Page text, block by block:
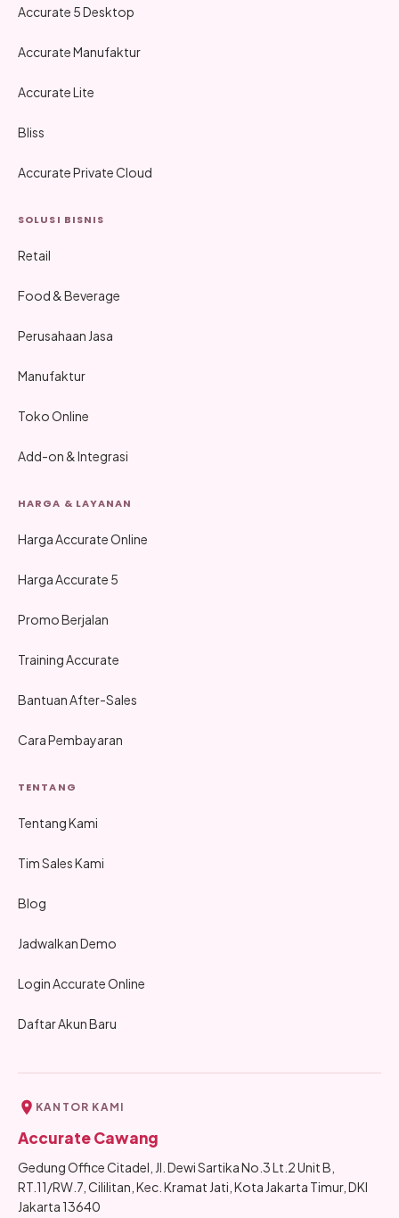
Accurate 5 Desktop
Accurate Manufaktur
Accurate Lite
Bliss
Accurate Private Cloud
SOLUSI BISNIS
Retail
Food & Beverage
Perusahaan Jasa
Manufaktur
Toko Online
Add-on & Integrasi
HARGA & LAYANAN
Harga Accurate Online
Harga Accurate 5
Promo Berjalan
Training Accurate
Bantuan After-Sales
Cara Pembayaran
TENTANG
Tentang Kami
Tim Sales Kami
Blog
Jadwalkan Demo
Login Accurate Online
Daftar Akun Baru
KANTOR KAMI
Accurate Cawang
Gedung Office Citadel, Jl. Dewi Sartika No.3 Lt.2 Unit B,
RT.11/RW.7, Cililitan, Kec. Kramat Jati, Kota Jakarta Timur, DKI
Jakarta 13640